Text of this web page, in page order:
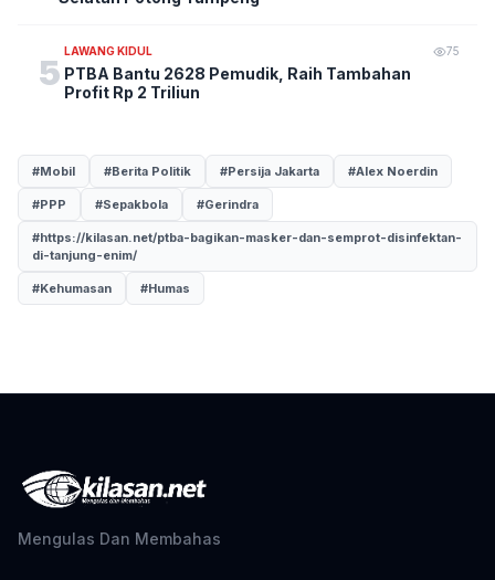
5
LAWANG KIDUL 75
PTBA Bantu 2628 Pemudik, Raih Tambahan
Profit Rp 2 Triliun
#Mobil #Berita Politik #Persija Jakarta #Alex Noerdin
#PPP #Sepakbola #Gerindra
#https://kilasan.net/ptba-bagikan-masker-dan-semprot-disinfektan-
di-tanjung-enim/
#Kehumasan #Humas
Mengulas Dan Membahas